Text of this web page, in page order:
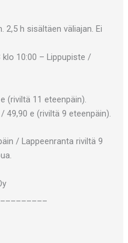
2,5 h sisältäen väliajan. Ei
klo 10:00 – Lippupiste /
(riviltä 11 eteenpäin).
49,90 e (riviltä 9 eteenpäin).
/ Lappeenranta riviltä 9